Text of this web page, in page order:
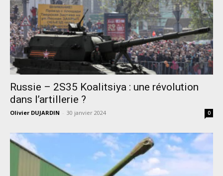
Russie – 2S35 Koalitsiya : une révolution
dans l’artillerie ?
Olivier DUJARDIN - 30 janvier 2024 0